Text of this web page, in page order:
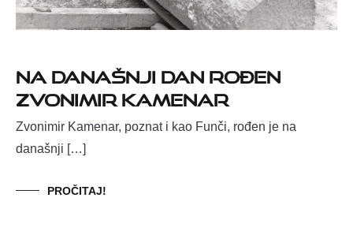
Na današnji dan rođen
Zvonimir Kamenar
Zvonimir Kamenar, poznat i kao Funči, rođen je na
današnji […]
PROČITAJ!